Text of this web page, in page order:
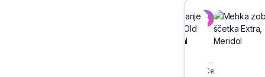
Sivix
Cerknica